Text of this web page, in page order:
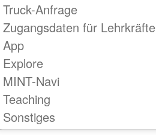
Truck-Anfrage
Zugangsdaten für Lehrkräfte
App
Explore
MINT-Navi
Teaching
Sonstiges
Ansprechpartner